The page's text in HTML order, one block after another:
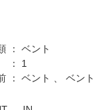
ベント
1
ベント 、 ベント